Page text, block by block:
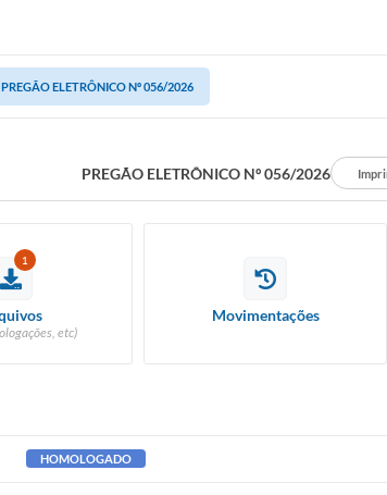
PREGÃO ELETRÔNICO Nº 056/2026
PREGÃO ELETRÔNICO Nº 056/2026
1
etc)
Movimentações
HOMOLOGADO